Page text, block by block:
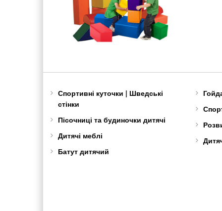
Спортивні куточки | Шведські
стінки
Пісочниці та будиночки дитячі
Дитячі меблі
Батут дитячий